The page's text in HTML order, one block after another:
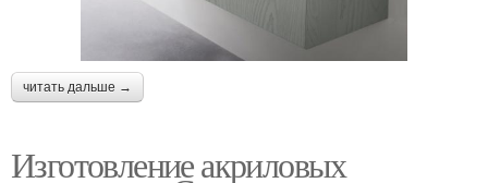
читать дальше →
Изготовление акриловых